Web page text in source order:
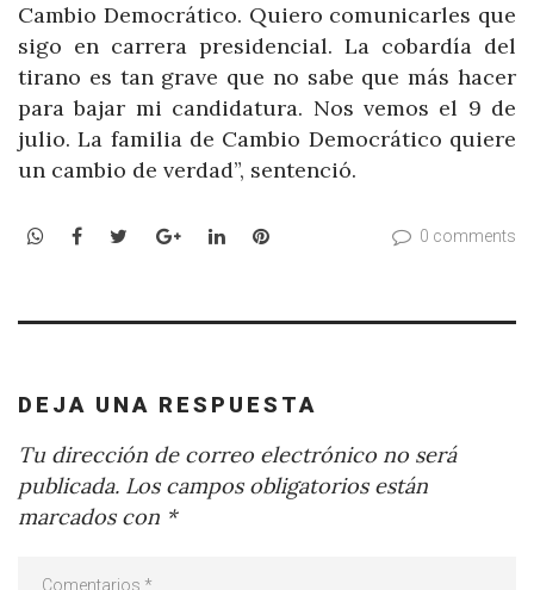
Cambio Democrático. Quiero comunicarles que
sigo en carrera presidencial. La cobardía del
tirano es tan grave que no sabe que más hacer
para bajar mi candidatura. Nos vemos el 9 de
julio. La familia de Cambio Democrático quiere
un cambio de verdad”, sentenció.
WhatsApp
Facebook
TwitterGoogle+LinkedInPinterest 0 comments
DEJA UNA RESPUESTA
Tu dirección de correo electrónico no será
publicada. Los campos obligatorios están
marcados con *